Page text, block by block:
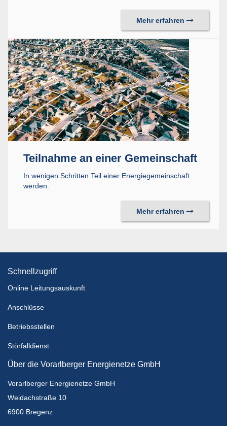
Mehr erfahren
Teilnahme an einer Gemeinschaft
In wenigen Schritten Teil einer Energiegemeinschaft
werden.
Mehr erfahren
Schnellzugriff
Online Leitungsauskunft
Anschlüsse
Betriebsstellen
Störfalldienst
Über die Vorarlberger Energienetze GmbH
Vorarlberger Energienetze GmbH
Weidachstraße 10
6900 Bregenz